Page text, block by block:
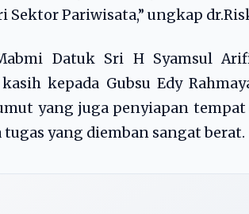
Sektor Pariwisata,” ungkap
Datuk Sri H Syamsul
kepada Gubsu Edy
yang juga penyiapan
yang diemban sangat berat.